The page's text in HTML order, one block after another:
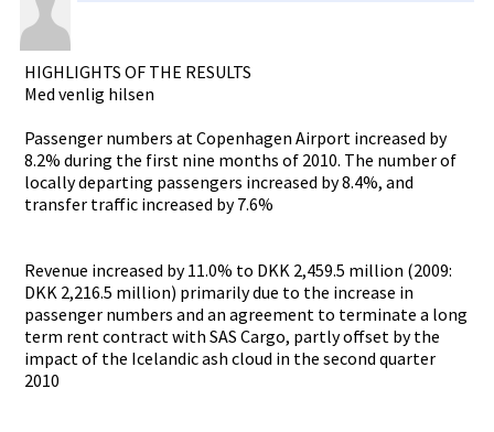
HIGHLIGHTS­ OF THE RESULTS
Med venlig hilsen
Passenger numbers at Copenhagen­ Airport increased by
8.2% during the first nine months of 2010. The number of
locally departing passengers­ increased by 8.4%, and
transfer traffic increased by 7.6%
Revenue increased by 11.0% to DKK 2,459.5 million (2009:
DKK 2,216.5 million) primarily due to the increase in
passenger numbers and an agreement to terminate a long
term rent contract with SAS Cargo, partly offset by the
impact of the Icelandic ash cloud in the second quarter
2010